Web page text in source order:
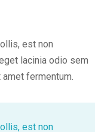
est non
lacinia odio sem
fermentum.
est non